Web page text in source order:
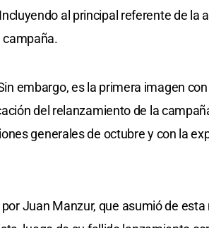
al principal referente de la
campaña.
embargo, es la primera imagen
del relanzamiento de la
generales de octubre y con la
Juan Manzur, que asumió de esta